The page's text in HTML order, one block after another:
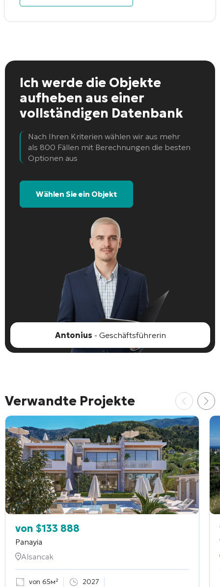
Ich werde die Objekte
aufheben aus einer
vollständigen Datenbank
Nach Ihren Kriterien wählen wir aus mehr
als 800 Fällen mit Berechnungen die besten
Optionen aus
Wählen Sie ein Objekt
Antonius - Geschäftsführerin
Verwandte Projekte
von $133 888
Panayia
Alsancak
von 65м² 2027